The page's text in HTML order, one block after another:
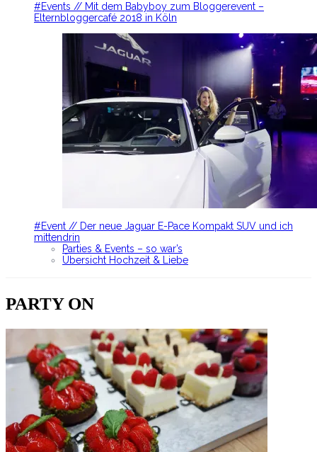
#Events // Mit dem Babyboy zum Bloggerevent –
Elternbloggercafé 2018 in Köln
#Event // Der neue Jaguar E-Pace Kompakt SUV und ich
mittendrin
Parties & Events – so war’s
Übersicht Hochzeit & Liebe
PARTY ON